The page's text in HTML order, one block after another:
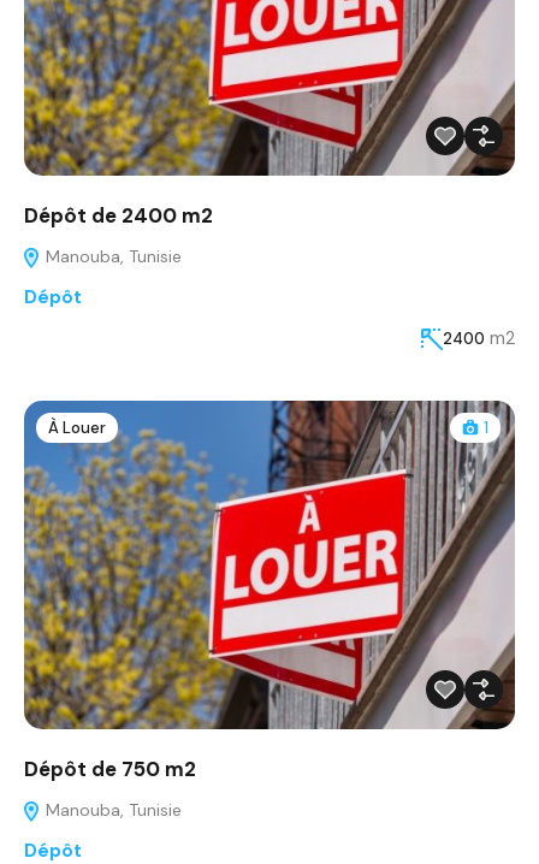
Dépôt de 2400 m2
Manouba, Tunisie
Dépôt
2400 m2
À Louer 1
Dépôt de 750 m2
Manouba, Tunisie
Dépôt